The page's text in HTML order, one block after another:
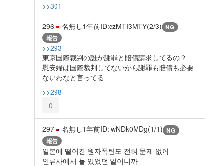
>>301
296 名無し1年前ID:czMTI3MTY(2/3) NG
報告
>>293
東京国際裁判の誰が謝罪と賠償請求してるの？
慰安婦は国際裁判してないから謝罪も賠償も必要
ないわなと言ってる
>>298
0
297 名無し1年前ID:IwNDk0MDg(1/1) NG
報告
일본에 떨어진 원자폭탄도 전혀 문제 없어
인류사에서 늘 있었던 일이니까